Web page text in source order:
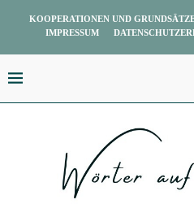
KOOPERATIONEN UND
IMPRESSUM